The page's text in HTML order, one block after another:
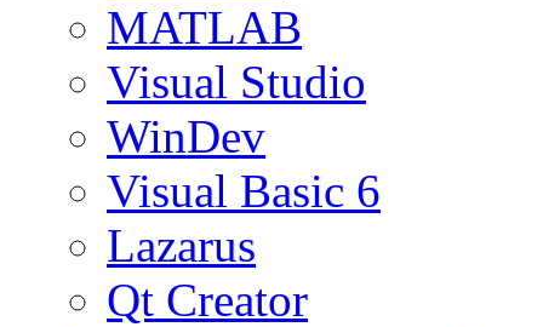
MATLAB
Visual Studio
WinDev
Visual Basic 6
Lazarus
Qt Creator